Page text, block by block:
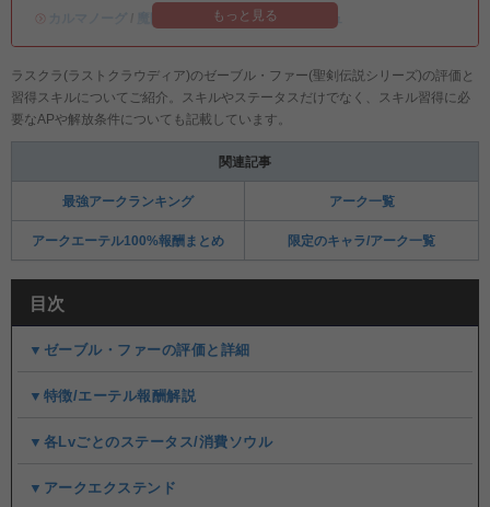
・
カルマノーグガチャシミュ
もっと見る
ラスクラ(ラストクラウディア)のゼーブル・ファー(聖剣伝説シリーズ)の評価と
習得スキルについてご紹介。スキルやステータスだけでなく、スキル習得に必
要なAPや解放条件についても記載しています。
関連記事
最強アークランキング アーク一覧
アークエーテル100%報酬まとめ 限定のキャラ/アーク一覧
目次
▼ゼーブル・ファーの評価と詳細
▼特徴/エーテル報酬解説
▼各Lvごとのステータス/消費ソウル
▼アークエクステンド